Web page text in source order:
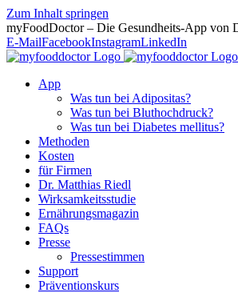
Zum Inhalt springen
myFoodDoctor – Die Gesundheits-App von
E-MailFacebookInstagramLinkedIn
App
Was tun bei Adipositas?
Was tun bei Bluthochdruck?
Was tun bei Diabetes mellitus?
Methoden
Kosten
für Firmen
Dr. Matthias Riedl
Wirksamkeitsstudie
Ernährungsmagazin
FAQs
Presse
Pressestimmen
Support
Präventionskurs